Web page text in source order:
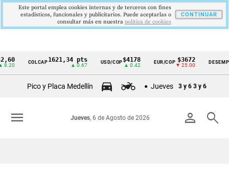
Cintillo
Colombia
COLCAP1621,34 pts USD/COP$4178
▲ 0.42
EUR/COP $3672
▼ 25.00
DESEMPLEO
▼
Pico y Placa Medellín Jueves 3 y 6 3 y 6
person search
Jueves, 6 de Agosto de 2026
menu
Este portal emplea cookies internas y de terceros con fines
estadísticos, funcionales y publicitarios. Puede aceptarlas o
consultar más en nuestra politica de cookies
CONTINUAR